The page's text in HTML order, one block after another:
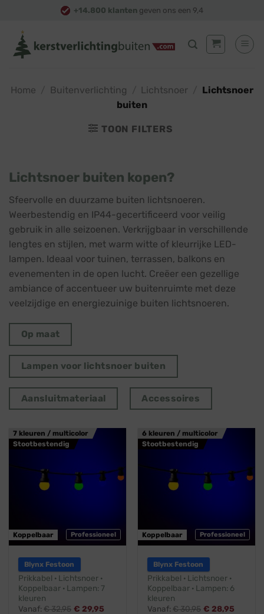
content
+14.800 klanten geven ons een 9,4
Home Buitenverlichting Lichtsnoer
Lichtsnoer
buiten
TOON FILTERS
Lichtsnoer buiten kopen?
Sfeervolle en duurzame buiten lichtsnoeren.
Weerbestendig en IP44-gecertificeerd voor veilig
gebruik in alle seizoenen. Verkrijgbaar in verschillende
lengtes en stijlen, met warm witte of kleurrijke LED-
lampen. Ideaal voor tuinen, terrassen, balkons en
evenementen in de open lucht. Creëer een gezellige
ambiance of accentueer uw buitenruimte met deze
veelzijdige en energiezuinige buiten lichtsnoeren.
Op maat
Lampen voor lichtsnoer buiten
Aansluitmateriaal Accessoires
7 kleuren / multicolor
Stootbestendig
Professioneel
Koppelbaar
Blynx Festoon
Prikkabel · Lichtsnoer ·
Koppelbaar · Lampen: 7
kleuren
Vanaf:€32,95 € 29,95
6 kleuren / multicolor
Stootbestendig
Professioneel
Koppelbaar
Blynx Festoon
Prikkabel · Lichtsnoer ·
Koppelbaar · Lampen: 6
kleuren
Vanaf:€30,95 € 28,95